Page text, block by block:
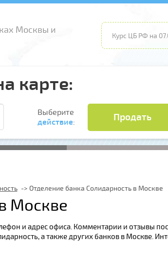
Москвы и
Курс ЦБ РФ на
карте:
Выберите
действие: Продать
Отделение банка Солидарность в Москве
Москве
и адрес офиса. Комментарии и отзывы
а также других банков в Москве.